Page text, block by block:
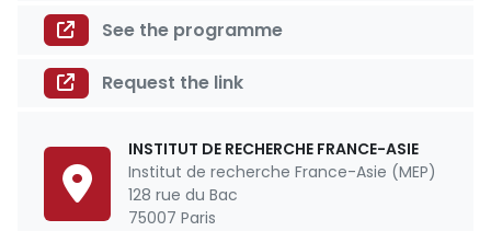
See the programme
Request the link
INSTITUT DE RECHERCHE FRANCE-ASIE
Institut de recherche France-Asie (MEP)
128 rue du Bac
75007 Paris